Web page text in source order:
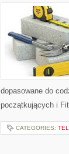
dopasowane do
początkujących i
CATEGORIES: